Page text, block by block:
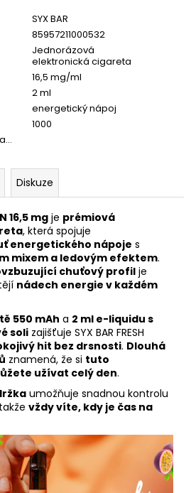
SYX BAR
85957211000532
Jednorázová
elektronická cigareta
16,5 mg/ml
2 ml
energetický nápoj
1000
Diskuze
16,5 mg je prémiová
, která spojuje
energetického nápoje s
mixem a ledovým efektem.
chuťový profil je
nádech energie v každém
550 mAh a 2 ml e-liquidu s
soli zajišťuje SYX BAR FRESH
hit bez drsnosti. Dlouhá
znamená, že si tuto
užívat celý den.
umožňuje snadnou kontrolu
vždy víte, kdy je čas na